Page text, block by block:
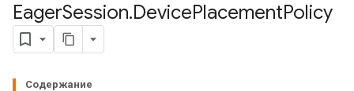
EagerSession.DevicePlacementPolicy
Содержание